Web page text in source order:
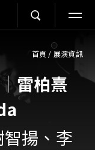
首頁 / 展演資訊
雷柏熹
揚、李